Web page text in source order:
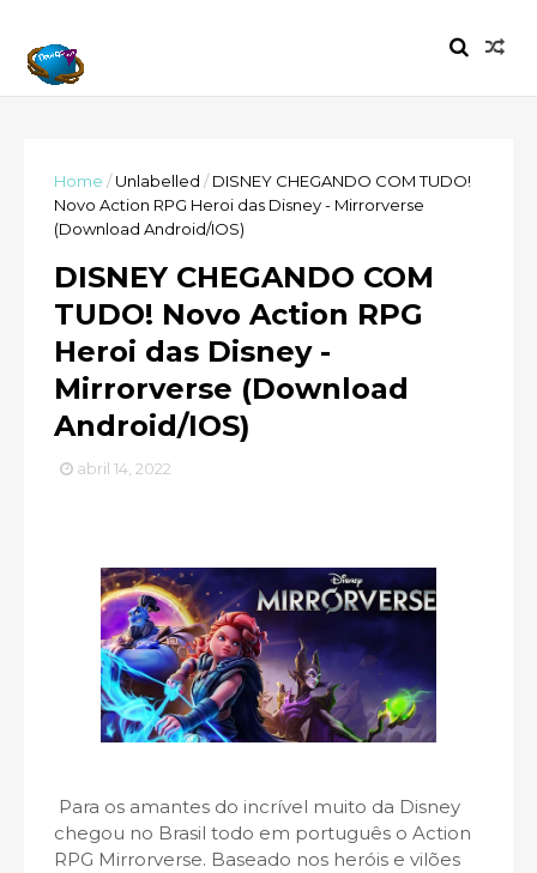
Home /Unlabelled / DISNEY CHEGANDO COM TUDO!
Novo Action RPG Heroi das Disney - Mirrorverse
(Download Android/IOS)
DISNEY CHEGANDO COM
TUDO! Novo Action RPG
Heroi das Disney -
Mirrorverse (Download
Android/IOS)
abril 14, 2022
Para os amantes do incrível muito da Disney
chegou no Brasil todo em português o Action
RPG Mirrorverse. Baseado nos heróis e vilões